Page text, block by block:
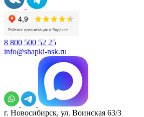
8 800 500 52 25
info@shapki-nsk.ru
г. Новосибирск, ул. Воинская 63/3